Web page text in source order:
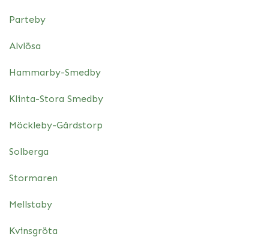
Parteby
Alvlösa
Hammarby-Smedby
Klinta-Stora Smedby
Möckleby-Gårdstorp
Solberga
Stormaren
Mellstaby
Kvinsgröta